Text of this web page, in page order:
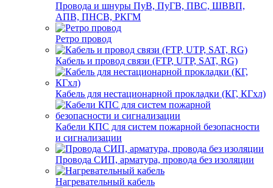
Провода и шнуры ПуВ, ПуГВ, ПВС, ШВВП,
АПВ, ПНСВ, РКГМ
Ретро провод
Кабель и провод связи (FTP, UTP, SAT, RG)
Кабель для нестационарной прокладки (КГ, КГхл)
Кабели КПС для систем пожарной безопасности
и сигнализации
Провода СИП, арматура, провода без изоляции
Нагревательный кабель